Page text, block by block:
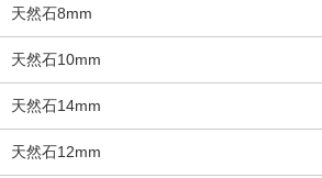
天然石8mm
天然石10mm
天然石14mm
天然石12mm